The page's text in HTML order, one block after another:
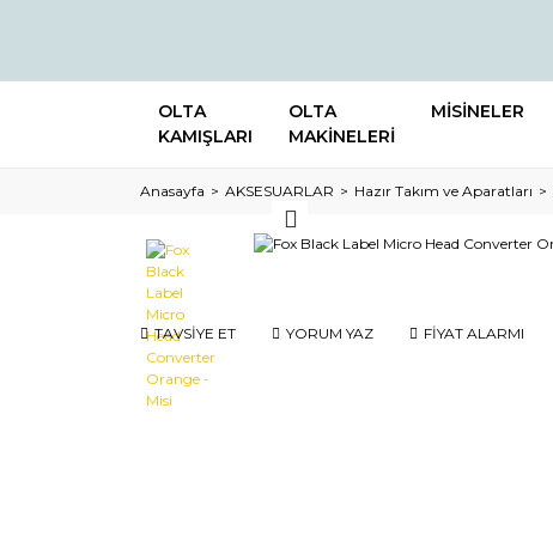
OLTA
KAMIŞLARI
OLTA
MAKİNELERİ
MİSİNELER
Anasayfa AKSESUARLAR Hazır Takım ve Aparatları
TAVSİYE ET YORUM YAZ FİYAT ALARMI